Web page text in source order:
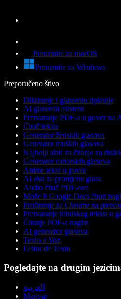
Preuzmite za macOS
Preuzmite za Windows
Preporučeno štivo
Diktiranje i glasovno tipkanje
AI glasovni asistent
Pretvaranje PDF-a u govor na
Čitač teksta
Generator ženskih glasova
Generator muških glasova
Najbolji alati za čitanje za
Generator robotskih glasova
Anime tekst u govor
AI alat za promjenu glasa
Audio čitač PDF-ova
Može li Google Docs čitati
Proširenje za Chrome za
Pretvaranje hindskog teksta u
Čitanje PDF-a naglas
AI generator glasova
Texto a Voz
Leitor de Texto
Pogledajte na drugim
العربية
Magyar